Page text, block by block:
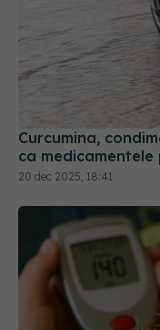
Curcumina,
ca
20 dec 2025, 18:41